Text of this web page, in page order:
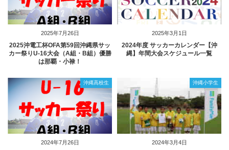
2025年7月26日
2025沖電工杯OFA第59回沖縄県サッ
カー祭りU-16大会（A組・B組）優勝
は那覇・小禄！
2025年3月1日
2024年度 サッカーカレンダー【沖
縄】年間大会スケジュール一覧
2024年7月26日
沖縄高校生
2024年3月4日
沖縄小学生